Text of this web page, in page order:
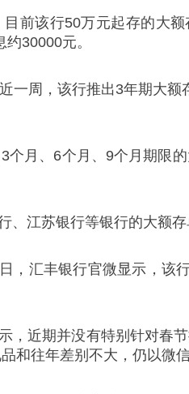
前该行50万元起存的大
30000元。
一周，该行推出3年期大
月、6个月、9个月期限
江苏银行等银行的大额存
，汇丰银行官微显示，
，近期并没有特别针对春
和往年差别不大，仍以微